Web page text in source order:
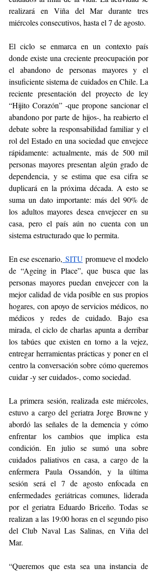
realizará en Viña del Mar durante tres
miércoles consecutivos, hasta el 7 de agosto.
El ciclo se enmarca en un contexto país
donde existe una creciente preocupación por
el abandono de personas mayores y el
insuficiente sistema de cuidados en Chile. La
reciente presentación del proyecto de ley
“Hijito Corazón” -que propone sancionar el
abandono por parte de hijos-, ha reabierto el
debate sobre la responsabilidad familiar y el
rol del Estado en una sociedad que envejece
rápidamente: actualmente, más de 500 mil
personas mayores presentan algún grado de
dependencia, y se estima que esa cifra se
duplicará en la próxima década. A esto se
suma un dato importante: más del 90% de
los adultos mayores desea envejecer en su
casa, pero el país aún no cuenta con un
sistema estructurado que lo permita.
En ese escenario, SITU promueve el modelo
de “Ageing in Place”, que busca que las
personas mayores puedan envejecer con la
mejor calidad de vida posible en sus propios
hogares, con apoyo de servicios médicos, no
médicos y redes de cuidado. Bajo esa
mirada, el ciclo de charlas apunta a derribar
los tabúes que existen en torno a la vejez,
entregar herramientas prácticas y poner en el
centro la conversación sobre cómo queremos
cuidar -y ser cuidados-, como sociedad.
La primera sesión, realizada este miércoles,
estuvo a cargo del geriatra Jorge Browne y
abordó las señales de la demencia y cómo
enfrentar los cambios que implica esta
condición. En julio se sumó una sobre
cuidados paliativos en casa, a cargo de la
enfermera Paula Ossandón, y la última
sesión será el 7 de agosto enfocada en
enfermedades geriátricas comunes, liderada
por el geriatra Eduardo Briceño. Todas se
realizan a las 19:00 horas en el segundo piso
del Club Naval Las Salinas, en Viña del
Mar.
“Queremos que esta sea una instancia de